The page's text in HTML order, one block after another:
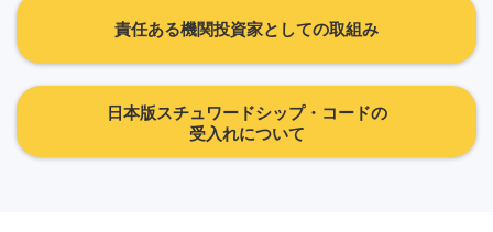
責任ある機関投資家としての取組み
日本版スチュワードシップ・コードの
受入れについて